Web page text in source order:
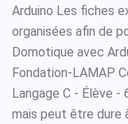
Arduino Les fiches
organisées afin de
Domotique avec
Fondation-LAMAP
Langage C - Élève -
mais peut être dure